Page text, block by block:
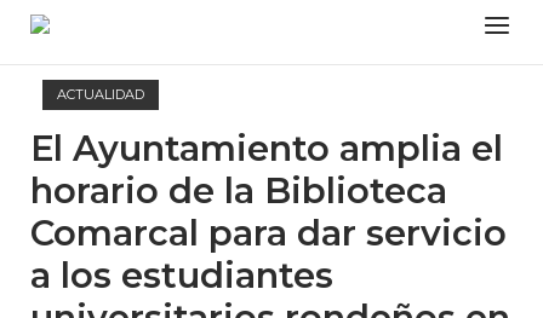
Skip
content
Menu
ACTUALIDAD
El Ayuntamiento amplia el
horario de la Biblioteca
Comarcal para dar servicio
a los estudiantes